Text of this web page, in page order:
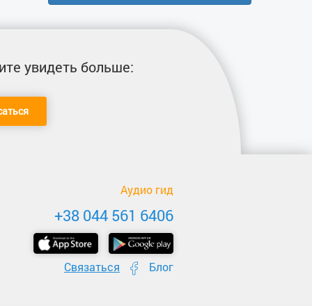
увидеть больше:
Аудио гид
+38 044 561 6406
Связаться Блог